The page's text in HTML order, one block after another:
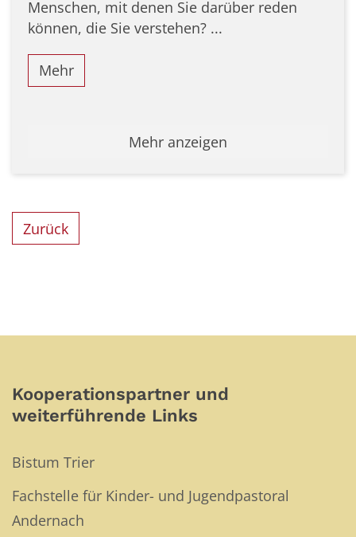
Menschen, mit denen Sie darüber reden
können, die Sie verstehen? ...
Mehr
Mehr anzeigen
Zurück
Kooperationspartner und
weiterführende Links
Bistum Trier
Fachstelle für Kinder- und Jugendpastoral
Andernach